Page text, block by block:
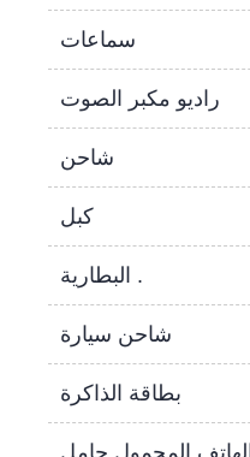
سماعات
راديو مكبر الصوت
شاحن
كبل
البطارية .
شاحن سيارة
بطاقة الذاكرة
الهاتف المحمول حامل